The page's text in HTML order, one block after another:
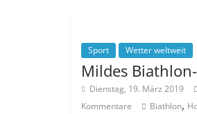
Sport Wetter weltweit
Mildes
Dienstag, 19. März 2019
Kommentare
Biathlon,